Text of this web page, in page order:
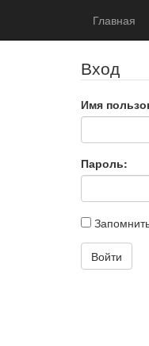
Главная
Вход
Имя
Пароль:
Войти